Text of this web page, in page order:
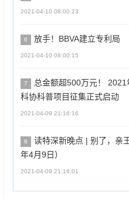
2021-04-10 08:00:23
6 放手！BBVA建立专利局
2021-04-10 08:00:15
7
总金额超500万元！ 2021
科协科普项目征集正式启动
2021-04-09 21:16:16
8
读特深新晚点 | 别了，亲
年4月9日）
2021-04-09 21:16:01